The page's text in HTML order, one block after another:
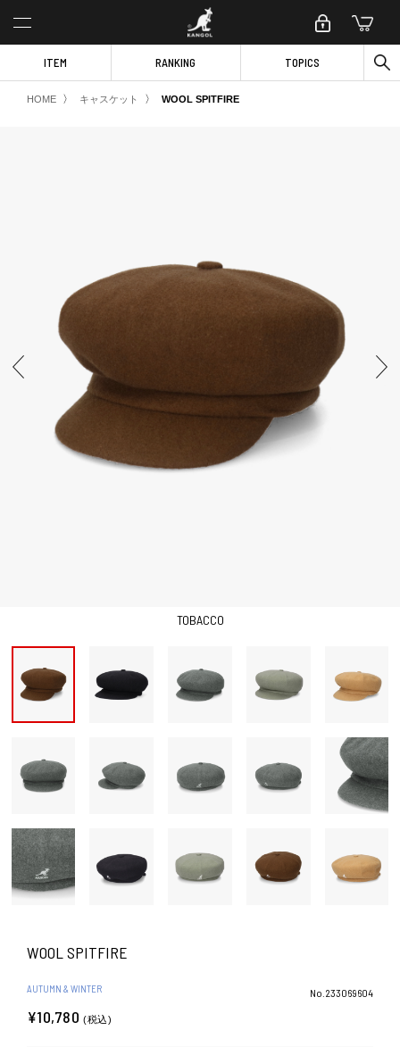
ITEM RANKING TOPICS
HOME 〉 キャスケット 〉 WOOL SPITFIRE
TOBACCO
WOOL SPITFIRE
AUTUMN & WINTER No.233069604
¥10,780 (税込)